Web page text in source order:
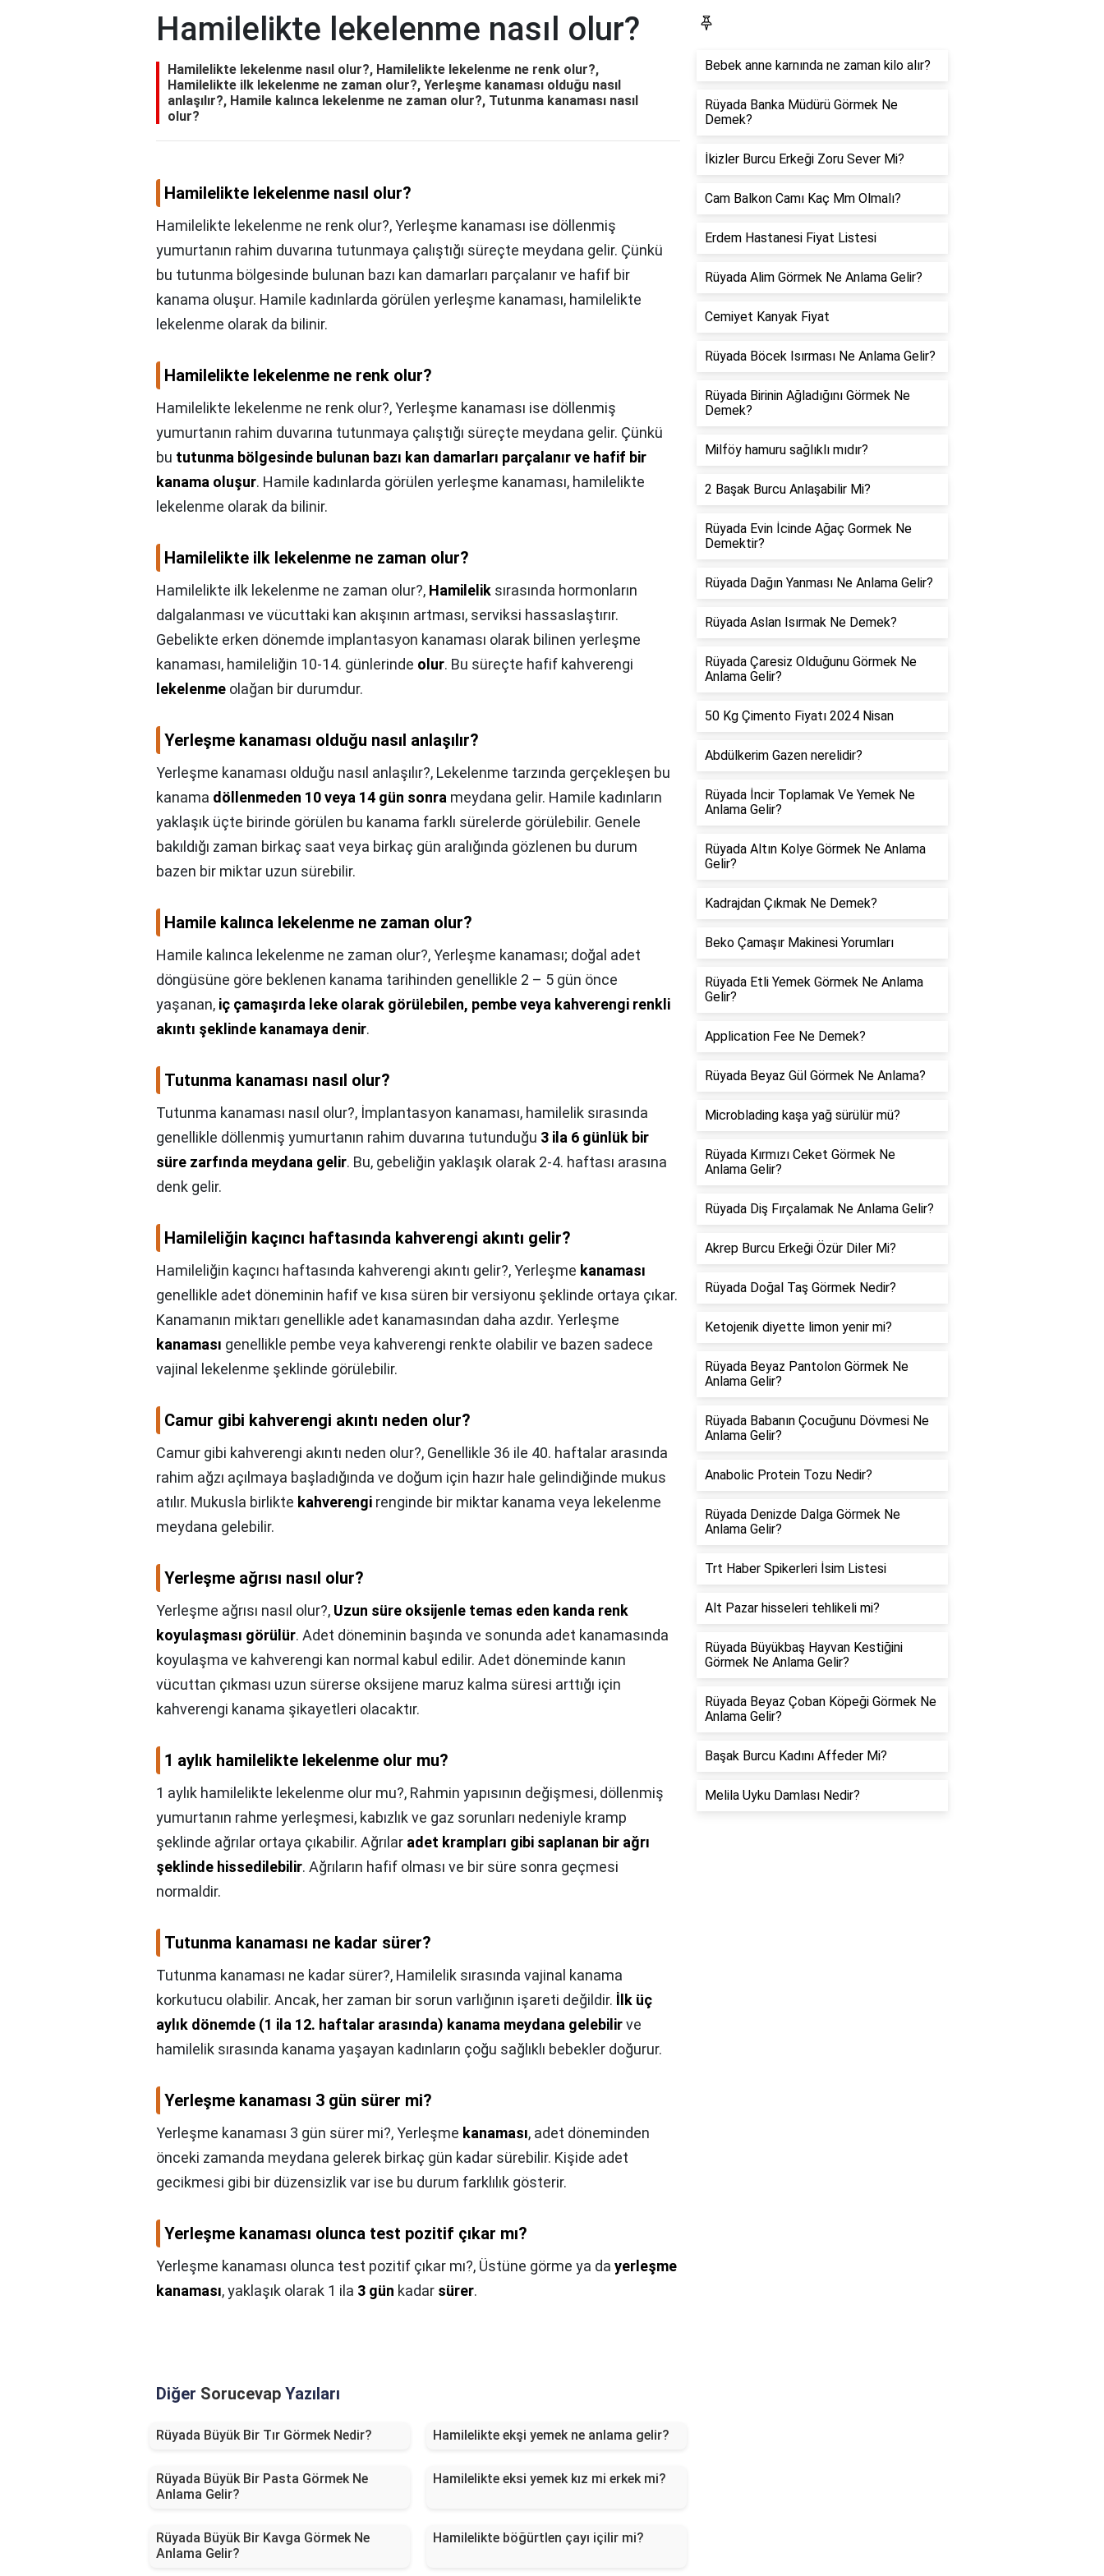
Hamilelikte lekelenme nasıl olur?
Hamilelikte lekelenme nasıl olur?, Hamilelikte lekelenme ne renk olur?,
Hamilelikte ilk lekelenme ne zaman olur?, Yerleşme kanaması olduğu nasıl
anlaşılır?, Hamile kalınca lekelenme ne zaman olur?, Tutunma kanaması nasıl
olur?
Hamilelikte lekelenme nasıl olur?
Hamilelikte lekelenme ne renk olur?, Yerleşme kanaması ise döllenmiş
yumurtanın rahim duvarına tutunmaya çalıştığı süreçte meydana gelir. Çünkü
bu tutunma bölgesinde bulunan bazı kan damarları parçalanır ve hafif bir
kanama oluşur. Hamile kadınlarda görülen yerleşme kanaması, hamilelikte
lekelenme olarak da bilinir.
Hamilelikte lekelenme ne renk olur?
Hamilelikte lekelenme ne renk olur?,Yerleşme kanaması ise döllenmiş
yumurtanın rahim duvarına tutunmaya çalıştığı süreçte meydana gelir. Çünkü
bu tutunma bölgesinde bulunan bazı kan damarları parçalanır ve hafif bir
kanama oluşur. Hamile kadınlarda görülen yerleşme kanaması, hamilelikte
lekelenme olarak da bilinir.
Hamilelikte ilk lekelenme ne zaman olur?
Hamilelikte ilk lekelenme ne zaman olur?, Hamilelik sırasında hormonların
dalgalanması ve vücuttaki kan akışının artması, serviksi hassaslaştırır.
Gebelikte erken dönemde implantasyon kanaması olarak bilinen yerleşme
kanaması, hamileliğin 10-14. günlerinde olur. Bu süreçte hafif kahverengi
lekelenme olağan bir durumdur.
Yerleşme kanaması olduğu nasıl anlaşılır?
Yerleşme kanaması olduğu nasıl anlaşılır?, Lekelenme tarzında gerçekleşen bu
kanama döllenmeden 10 veya 14 gün sonra meydana gelir. Hamile kadınların
yaklaşık üçte birinde görülen bu kanama farklı sürelerde görülebilir. Genele
bakıldığı zaman birkaç saat veya birkaç gün aralığında gözlenen bu durum
bazen bir miktar uzun sürebilir.
Hamile kalınca lekelenme ne zaman olur?
Hamile kalınca lekelenme ne zaman olur?,Yerleşme kanaması; doğal adet
döngüsüne göre beklenen kanama tarihinden genellikle 2 – 5 gün önce
yaşanan, iç çamaşırda leke olarak görülebilen, pembe veya kahverengi renkli
akıntı şeklinde kanamaya denir.
Tutunma kanaması nasıl olur?
Tutunma kanaması nasıl olur?, İmplantasyon kanaması, hamilelik sırasında
genellikle döllenmiş yumurtanın rahim duvarına tutunduğu 3 ila 6 günlük bir
süre zarfında meydana gelir. Bu, gebeliğin yaklaşık olarak 2-4. haftası arasına
denk gelir.
Hamileliğin kaçıncı haftasında kahverengi akıntı gelir?
Hamileliğin kaçıncı haftasında kahverengi akıntı gelir?,Yerleşme kanaması
genellikle adet döneminin hafif ve kısa süren bir versiyonu şeklinde ortaya çıkar.
Kanamanın miktarı genellikle adet kanamasından daha azdır. Yerleşme
kanaması genellikle pembe veya kahverengi renkte olabilir ve bazen sadece
vajinal lekelenme şeklinde görülebilir.
Camur gibi kahverengi akıntı neden olur?
Camur gibi kahverengi akıntı neden olur?, Genellikle 36 ile 40. haftalar arasında
rahim ağzı açılmaya başladığında ve doğum için hazır hale gelindiğinde mukus
atılır. Mukusla birlikte kahverengi renginde bir miktar kanama veya lekelenme
meydana gelebilir.
Yerleşme ağrısı nasıl olur?
Yerleşme ağrısı nasıl olur?, Uzun süre oksijenle temas eden kanda renk
koyulaşması görülür. Adet döneminin başında ve sonunda adet kanamasında
koyulaşma ve kahverengi kan normal kabul edilir. Adet döneminde kanın
vücuttan çıkması uzun sürerse oksijene maruz kalma süresi arttığı için
kahverengi kanama şikayetleri olacaktır.
1 aylık hamilelikte lekelenme olur mu?
1 aylık hamilelikte lekelenme olur mu?, Rahmin yapısının değişmesi, döllenmiş
yumurtanın rahme yerleşmesi, kabızlık ve gaz sorunları nedeniyle kramp
şeklinde ağrılar ortaya çıkabilir. Ağrılar adet krampları gibi saplanan bir ağrı
şeklinde hissedilebilir. Ağrıların hafif olması ve bir süre sonra geçmesi
normaldir.
Tutunma kanaması ne kadar sürer?
Tutunma kanaması ne kadar sürer?, Hamilelik sırasında vajinal kanama
korkutucu olabilir. Ancak, her zaman bir sorun varlığının işareti değildir. İlk üç
aylık dönemde (1 ila 12. haftalar arasında) kanama meydana gelebilirve
hamilelik sırasında kanama yaşayan kadınların çoğu sağlıklı bebekler doğurur.
Yerleşme kanaması 3 gün sürer mi?
Yerleşme kanaması 3 gün sürer mi?,Yerleşme kanaması, adet döneminden
önceki zamanda meydana gelerek birkaç gün kadar sürebilir. Kişide adet
gecikmesi gibi bir düzensizlik var ise bu durum farklılık gösterir.
Yerleşme kanaması olunca test pozitif çıkar mı?
Yerleşme kanaması olunca test pozitif çıkar mı?, Üstüne görme ya da yerleşme
kanaması, yaklaşık olarak 1 ila 3 gün kadar sürer.
Diğer Sorucevap Yazıları
Rüyada Büyük Bir Tır Görmek Nedir? Hamilelikte ekşi yemek ne anlama gelir?
Rüyada Büyük Bir Pasta Görmek Ne
Anlama Gelir?
Hamilelikte eksi yemek kız mi erkek mi?
Rüyada Büyük Bir Kavga Görmek Ne
Anlama Gelir?
Hamilelikte böğürtlen çayı içilir mi?
Bebek anne karnında ne zaman kilo alır?
Rüyada Banka Müdürü Görmek Ne
Demek?
İkizler Burcu Erkeği Zoru Sever Mi?
Cam Balkon Camı Kaç Mm Olmalı?
Erdem Hastanesi Fiyat Listesi
Rüyada Alim Görmek Ne Anlama Gelir?
Cemiyet Kanyak Fiyat
Rüyada Böcek Isırması Ne Anlama Gelir?
Rüyada Birinin Ağladığını Görmek Ne
Demek?
Milföy hamuru sağlıklı mıdır?
2 Başak Burcu Anlaşabilir Mi?
Rüyada Evin İcinde Ağaç Gormek Ne
Demektir?
Rüyada Dağın Yanması Ne Anlama Gelir?
Rüyada Aslan Isırmak Ne Demek?
Rüyada Çaresiz Olduğunu Görmek Ne
Anlama Gelir?
50 Kg Çimento Fiyatı 2024 Nisan
Abdülkerim Gazen nerelidir?
Rüyada İncir Toplamak Ve Yemek Ne
Anlama Gelir?
Rüyada Altın Kolye Görmek Ne Anlama
Gelir?
Kadrajdan Çıkmak Ne Demek?
Beko Çamaşır Makinesi Yorumları
Rüyada Etli Yemek Görmek Ne Anlama
Gelir?
Application Fee Ne Demek?
Rüyada Beyaz Gül Görmek Ne Anlama?
Microblading kaşa yağ sürülür mü?
Rüyada Kırmızı Ceket Görmek Ne
Anlama Gelir?
Rüyada Diş Fırçalamak Ne Anlama Gelir?
Akrep Burcu Erkeği Özür Diler Mi?
Rüyada Doğal Taş Görmek Nedir?
Ketojenik diyette limon yenir mi?
Rüyada Beyaz Pantolon Görmek Ne
Anlama Gelir?
Rüyada Babanın Çocuğunu Dövmesi Ne
Anlama Gelir?
Anabolic Protein Tozu Nedir?
Rüyada Denizde Dalga Görmek Ne
Anlama Gelir?
Trt Haber Spikerleri İsim Listesi
Alt Pazar hisseleri tehlikeli mi?
Rüyada Büyükbaş Hayvan Kestiğini
Görmek Ne Anlama Gelir?
Rüyada Beyaz Çoban Köpeği Görmek Ne
Anlama Gelir?
Başak Burcu Kadını Affeder Mi?
Melila Uyku Damlası Nedir?